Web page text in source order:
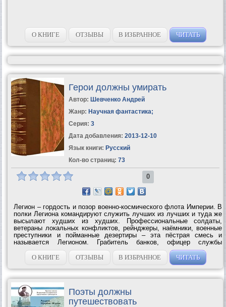
О КНИГЕ ОТЗЫВЫ В ИЗБРАННОЕ ЧИТАТЬ
Герои должны умирать
Автор: Шевченко Андрей
Жанр: Научная фантастика;
Серия: 3
Дата добавления: 2013-12-10
Язык книги: Русский
Кол-во страниц: 73
0
Легион – гордость и позор военно-космического флота Империи. В
полки Легиона командируют служить лучших из лучших и туда же
высылают худших из худших. Профессиональные солдаты,
ветераны локальных конфликтов, рейнджеры, наёмники, военные
преступники и пойманные дезертиры – эта пёстрая смесь и
называется Легионом. Грабитель банков, офицер службы
безопасности, выходец с фермерского мира и наёмник
вынужденно вербуются в армию,...
О КНИГЕ ОТЗЫВЫ В ИЗБРАННОЕ ЧИТАТЬ
Поэты должны
путешествовать